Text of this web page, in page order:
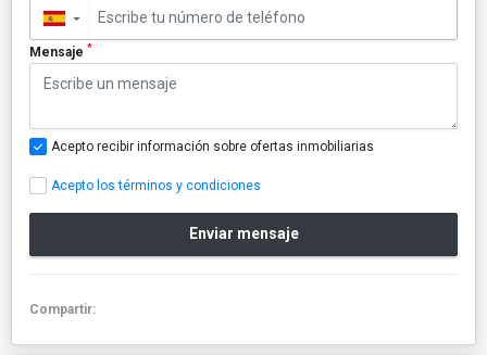
▼
Mensaje *
Acepto recibir información sobre ofertas inmobiliarias
Acepto los términos y condiciones
Enviar mensaje
Compartir: